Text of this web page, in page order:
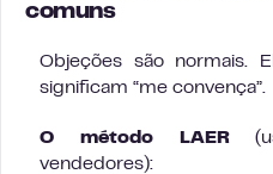
comuns
Objeções são normais.
significam “me convença”.
O método LAER
vendedores):